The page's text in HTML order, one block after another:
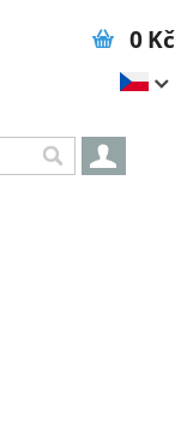
0 Kč